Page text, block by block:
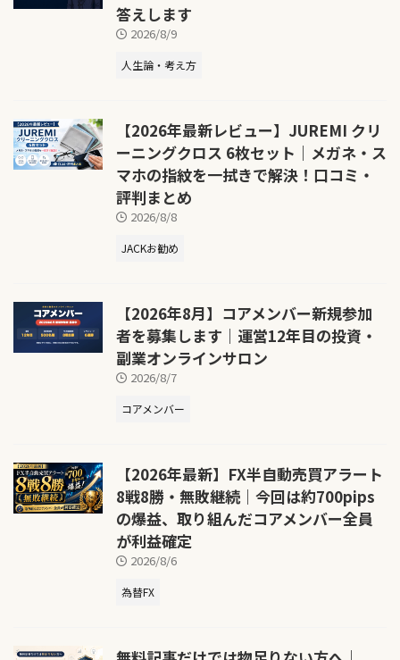
答えします
2026/8/9
人生論・考え方
【2026年最新レビュー】JUREMI クリ
ーニングクロス 6枚セット｜メガネ・ス
マホの指紋を一拭きで解決！口コミ・
評判まとめ
2026/8/8
JACKお勧め
【2026年8月】コアメンバー新規参加
者を募集します｜運営12年目の投資・
副業オンラインサロン
2026/8/7
コアメンバー
【2026年最新】FX半自動売買アラート
8戦8勝・無敗継続｜今回は約700pips
の爆益、取り組んだコアメンバー全員
が利益確定
2026/8/6
為替FX